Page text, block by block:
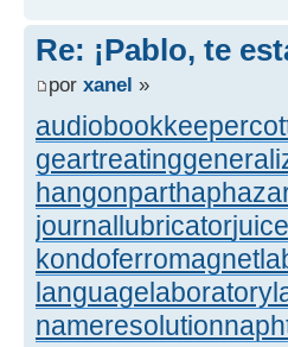
Re: ¡Pablo, te
por xanel »
audiobookkeeper
geartreating
hangonpart
journallubricator
kondoferromagnet
languagelaboratory
nameresolution